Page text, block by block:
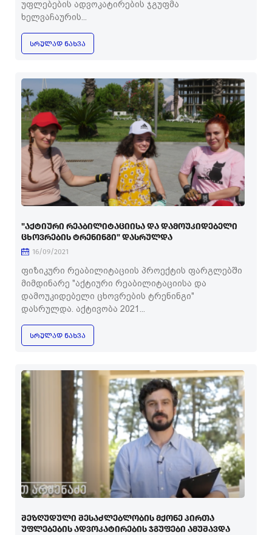
უფლებების ადვოკატირების ჯგუფმა
ხელვაჩაურის...
ᲡᲠᲣᲚᲐᲓ ᲜᲐᲮᲕᲐ
"ᲐᲥᲢᲘᲣᲠᲘ ᲠᲔᲐᲑᲘᲚᲘᲢᲐᲪᲘᲘᲡᲐ ᲓᲐ ᲓᲐᲛᲝᲣᲙᲘᲓᲔᲑᲔᲚᲘ
ᲪᲮᲝᲕᲠᲔᲑᲘᲡ ᲢᲠᲔᲜᲘᲜᲒᲘ" ᲓᲐᲡᲠᲣᲚᲓᲐ
16/09/2021
ფიზიკური რეაბილიტაციის პროექტის ფარგლებში
მიმდინარე "აქტიური რეაბილიტაციისა და
დამოუკიდებელი ცხოვრების ტრენინგი"
დასრულდა. აქტივობა 2021...
ᲡᲠᲣᲚᲐᲓ ᲜᲐᲮᲕᲐ
ᲨᲔᲖᲦᲣᲓᲣᲚᲘ ᲨᲔᲡᲐᲫᲚᲔᲑᲚᲝᲑᲘᲡ ᲛᲥᲝᲜᲔ ᲞᲘᲠᲗᲐ
ᲣᲤᲚᲔᲑᲔᲑᲘᲡ ᲐᲓᲕᲝᲙᲐᲢᲘᲠᲔᲑᲘᲡ ᲯᲒᲣᲤᲔᲑᲘ ᲐᲛᲣᲨᲐᲕᲓᲐ